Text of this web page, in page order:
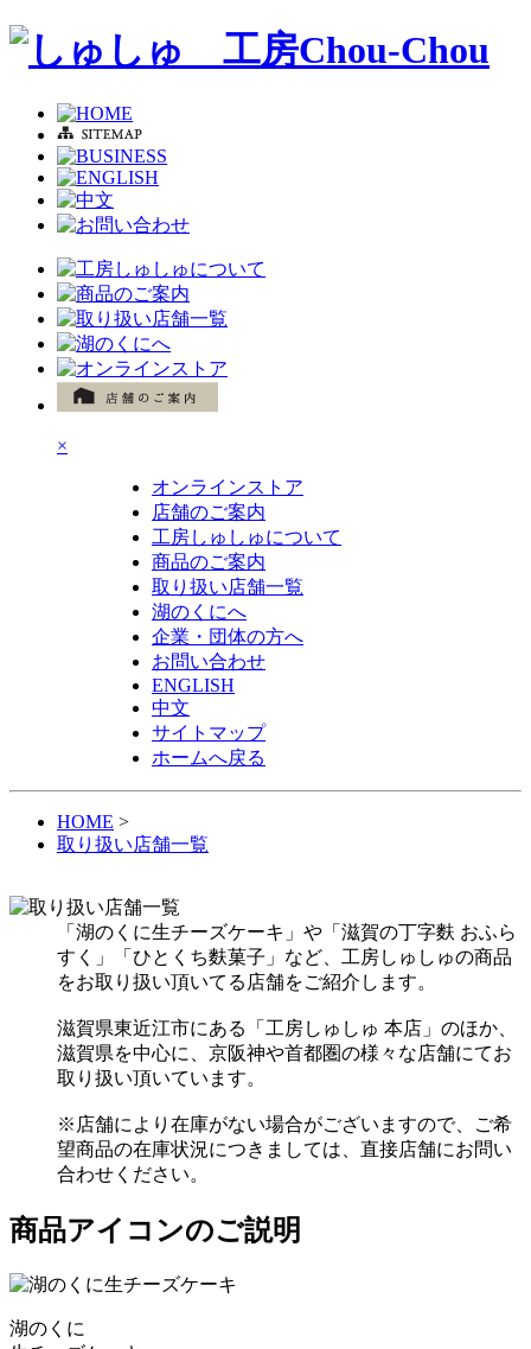
×
オンラインストア
店舗のご案内
工房しゅしゅについて
商品のご案内
取り扱い店舗一覧
湖のくにへ
企業・団体の方へ
お問い合わせ
ENGLISH
中文
サイトマップ
ホームへ戻る
HOME >
取り扱い店舗一覧
「湖のくに生チーズケーキ」や「滋賀の丁字麩 おふら
すく」「ひとくち麩菓子」など、工房しゅしゅの商品
をお取り扱い頂いてる店舗をご紹介します。
滋賀県東近江市にある「工房しゅしゅ 本店」のほか、
滋賀県を中心に、京阪神や首都圏の様々な店舗にてお
取り扱い頂いています。
※店舗により在庫がない場合がございますので、ご希
望商品の在庫状況につきましては、直接店舗にお問い
合わせください。
商品アイコンのご説明
湖のくに